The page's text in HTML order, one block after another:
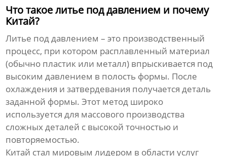
Что такое литье под давлением и почему
Китай?
Литье под давлением – это производственный
процесс, при котором расплавленный материал
(обычно пластик или металл) впрыскивается под
высоким давлением в полость формы. После
охлаждения и затвердевания получается деталь
заданной формы. Этот метод широко
используется для массового производства
сложных деталей с высокой точностью и
повторяемостью.
Китай стал мировым лидером в областиуслуг